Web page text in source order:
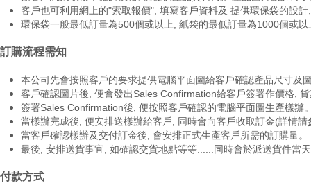
客戶也可利用網上的"索取報價", 填寫客戶資料及 提供環保袋的設
環保袋一般最低訂量為500個或以上, 紙袋的最低訂量為1000個或
訂購流程需知
本公司先會按照客戶的要求提供電腦平面圖給客戶確認產品尺寸及
客戶確認圖片後, 便會發出Sales Confirmation給客戶簽署作價格,
簽署Sales Confirmation後, 便按照客戶確認的電腦平面圖生產樣辦
當樣辦完成後, 便安排送樣辦給客戶, 同時會向客戶收取訂金(詳情請
當客戶確認樣辦及交付訂金後, 會安排正式生產客戶所需的訂購量。
最後, 安排送貨事宜, 如確認交貨地點等等......同時會於派送貨件當
付款方式